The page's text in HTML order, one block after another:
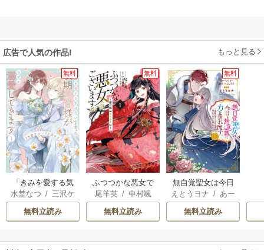
広告で人気の作品! もっと見る
無料
「きみを愛する気
はない」と言った
次期公爵様がなぜ
か溺愛してきます
水埜なつ /三沢ケ
イ
無料立読み
無料
ふつつかな悪女で
はございますが ～
雛宮蝶鼠とりかえ
伝～
尾羊英/ 中村颯
希
/ ゆき哉
無料立読み
無料
無自覚聖女は今日
も無意識に力を垂
れ流す ～公爵家
の落ちこぼれ令
を掴み取る～
えとうヨナ /あー
もんど/ あんべよ
しろう
無料立読み